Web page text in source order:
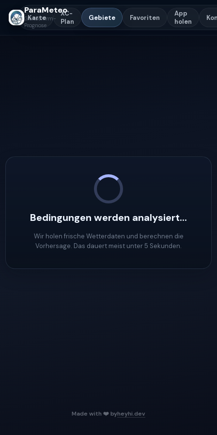
ParaMeteo
Gleitschirm-
Prognose
Karte
XC-
Plan
Gebiete Favoriten
App
holen
Bedingungen werden analysiert...
Wir holen frische Wetterdaten und berechnen die
Vorhersage. Das dauert meist unter 5 Sekunden.
Made with ❤️ byheyhi.dev